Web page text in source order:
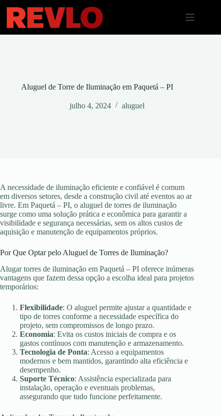
para
conteúdo
Aluguel de Torre de Iluminação em Paquetá – PI
julho 4, 2024 aluguel
A necessidade de iluminação eficiente e confiável é comum
em diversos setores, desde a construção civil até eventos ao ar
livre. Em Paquetá – PI, o aluguel de torres de iluminação
surge como uma solução prática e econômica para garantir a
visibilidade e segurança necessárias, sem os altos custos de
aquisição e manutenção de equipamentos próprios.
Por Que Optar pelo Aluguel de Torres de Iluminação?
Alugar torres de iluminação em Paquetá – PI oferece inúmeras
vantagens que fazem dessa opção a escolha ideal para projetos
temporários:
Flexibilidade: O aluguel permite ajustar a quantidade e
tipo de torres conforme a necessidade específica do
projeto, sem compromissos de longo prazo.
Economia: Evita os custos iniciais de compra e os
gastos contínuos com manutenção e armazenamento.
Tecnologia de Ponta: Acesso a equipamentos
modernos e bem mantidos, garantindo alta eficiência e
desempenho.
Suporte Técnico: Assistência especializada para
instalação, operação e eventuais problemas,
assegurando que tudo funcione perfeitamente.